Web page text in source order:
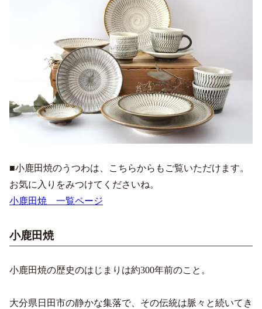
■小鹿田焼のうつわは、こちらからもご覧いただけます。
お気に入りをみつけてくださいね。
小鹿田焼 一覧ページ
小鹿田焼
小鹿田焼の歴史のはじまりは約300年前のこと。
大分県日田市の静かな集落で、その伝統は脈々と続いてき